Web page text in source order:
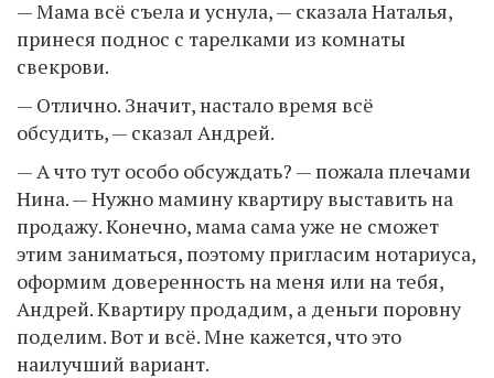
— Мама всё съела и уснула, — сказала Наталья,
принеся поднос с тарелками из комнаты
свекрови.
— Отлично. Значит, настало время всё
обсудить, — сказал Андрей.
— А что тут особо обсуждать? — пожала плечами
Нина. — Нужно мамину квартиру выставить на
продажу. Конечно, мама сама уже не сможет
этим заниматься, поэтому пригласим нотариуса,
оформим доверенность на меня или на тебя,
Андрей. Квартиру продадим, а деньги поровну
поделим. Вот и всё. Мне кажется, что это
наилучший вариант.